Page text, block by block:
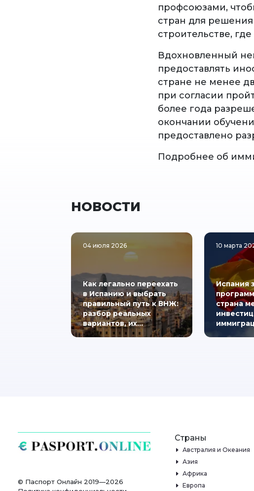
профсоюзами,
стран для
строительстве,
Вдохновленный
предоставлять
стране не менее
при согласии
более года
окончании
предоставлено
Подробнее об
НОВОСТИ
04 июля 2026
Как легально переехать
в Испанию и выбрать
правильный путь к ВНЖ:
разбор реальных
вариантов, их…
10 марта
Испания
страна
© Паспорт Онлайн 2019—2026
Страны
Австралия и Океания
Азия
Африка
Европа